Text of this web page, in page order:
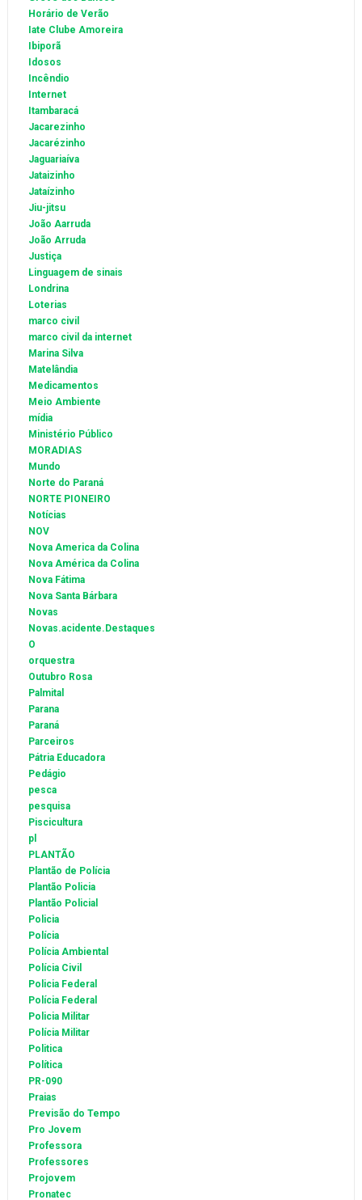
Horário de Verão
Iate Clube Amoreira
Ibiporã
Idosos
Incêndio
Internet
Itambaracá
Jacarezinho
Jacarézinho
Jaguariaíva
Jataizinho
Jataízinho
Jiu-jitsu
João Aarruda
João Arruda
Justiça
Linguagem de sinais
Londrina
Loterias
marco civil
marco civil da internet
Marina Silva
Matelândia
Medicamentos
Meio Ambiente
mídia
Ministério Público
MORADIAS
Mundo
Norte do Paraná
NORTE PIONEIRO
Notícias
NOV
Nova America da Colina
Nova América da Colina
Nova Fátima
Nova Santa Bárbara
Novas
Novas.acidente.Destaques
O
orquestra
Outubro Rosa
Palmital
Parana
Paraná
Parceiros
Pátria Educadora
Pedágio
pesca
pesquisa
Piscicultura
pl
PLANTÃO
Plantão de Polícia
Plantão Policia
Plantão Policial
Policia
Polícia
Polícia Ambiental
Polícia Civil
Policia Federal
Polícia Federal
Policia Militar
Polícia Militar
Politica
Política
PR-090
Praias
Previsão do Tempo
Pro Jovem
Professora
Professores
Projovem
Pronatec